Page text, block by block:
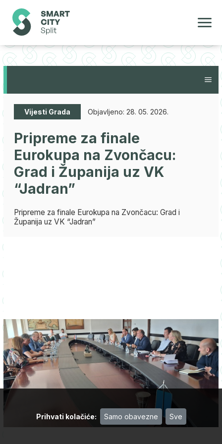
Vijesti Grada Objavljeno: 28. 05. 2026.
Pripreme za finale
Eurokupa na Zvončacu:
Grad i Županija uz VK
“Jadran”
Pripreme za finale Eurokupa na Zvončacu: Grad i
Županija uz VK “Jadran”
Prihvati kolačiće: Samo obavezne Sve